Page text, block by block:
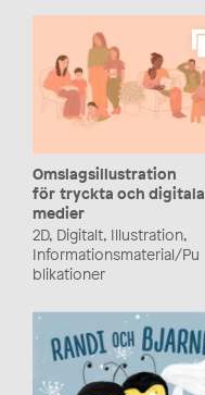
Omslagsillustration
för tryckta och digitala
medier
2D, Digitalt, Illustration,
Informationsmaterial/Pu
blikationer